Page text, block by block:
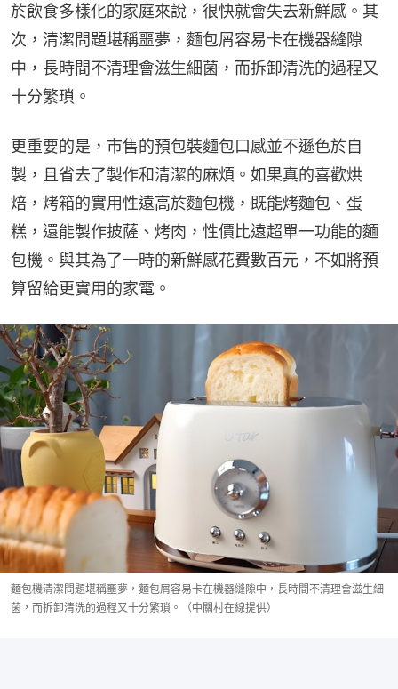
於飲食多樣化的家庭來說，很快就會失去新鮮感。其
次，清潔問題堪稱噩夢，麵包屑容易卡在機器縫隙
中，長時間不清理會滋生細菌，而拆卸清洗的過程又
十分繁瑣。
更重要的是，市售的預包裝麵包口感並不遜色於自
製，且省去了製作和清潔的麻煩。如果真的喜歡烘
焙，烤箱的實用性遠高於麵包機，既能烤麵包、蛋
糕，還能製作披薩、烤肉，性價比遠超單一功能的麵
包機。與其為了一時的新鮮感花費數百元，不如將預
算留給更實用的家電。
麵包機清潔問題堪稱噩夢，麵包屑容易卡在機器縫隙中，長時間不清理會滋生細
菌，而拆卸清洗的過程又十分繁瑣。（中關村在線提供）